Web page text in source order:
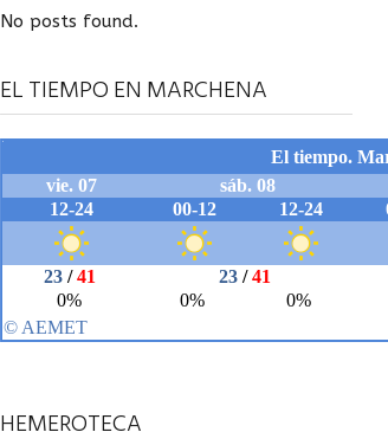
No posts found.
EL TIEMPO EN MARCHENA
HEMEROTECA